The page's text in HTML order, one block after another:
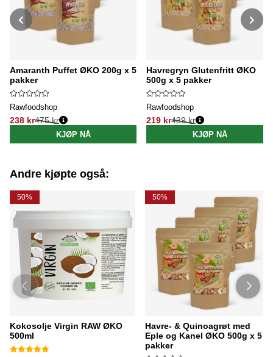
Amaranth Puffet ØKO 200g x 5
pakker
Rawfoodshop
238 kr
Vanlig pris:
475 kr
KJØP NÅ
Havregryn Glutenfritt ØKO
500g x 5 pakker
Rawfoodshop
219 kr
Vanlig pris:
439 kr
KJØP NÅ
Andre kjøpte også:
50%
Kokosolje Virgin RAW ØKO
500ml
50%
Havre- & Quinoagrøt med
Eple og Kanel ØKO 500g x 5
pakker